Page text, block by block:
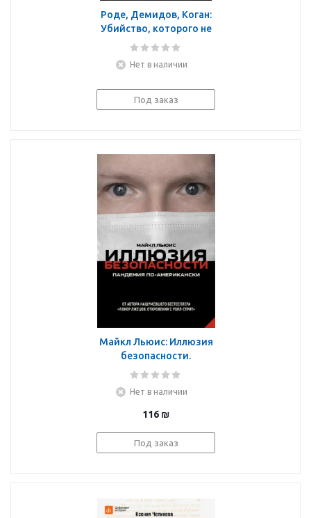
Роде, Демидов, Коган:
Убийство, которого не
было?
Нет в наличии
Под заказ
Майкл Льюис: Иллюзия
безопасности.
Пандемия по-
Нет в наличии
116 ₪
Под заказ